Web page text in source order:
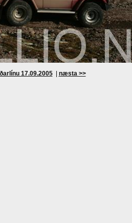
17.09.2005| næsta >>